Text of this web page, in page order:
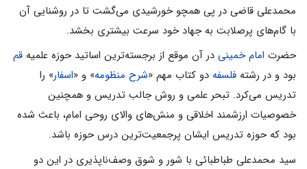
محمدعلی قاضی در پی همچو خورشیدی می‌گشت تا در روشنایی آن
با گام‌های پرصلابت به جهاد خود سرعت بیشتری بخشد.
حضرت امام خمینی در آن موقع از برجسته‌ترین اساتید حوزه علمیه قم
بود و در رشته فلسفه دو کتاب مهم «شرح منظومه» و «اسفار» را
تدریس می‌کرد. تبحر علمی و روش جالب تدریس و همچنین
خصوصیات ارزشمند اخلاقی و منش‌های والای روحی امام، باعث شده
بود که حوزه تدریس ایشان پرجمعیت‌ترین درس حوزه باشد.
سید محمدعلی طباطبائی با شور و شوق وصف‌ناپذیری در این دو